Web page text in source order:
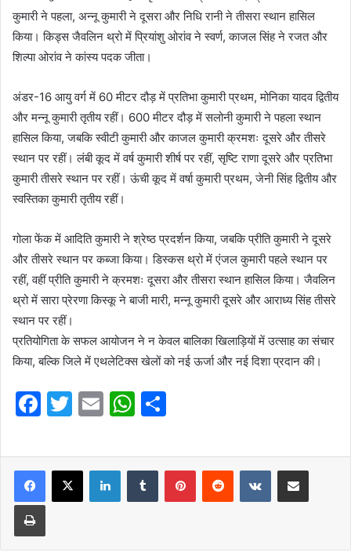
कुमारी ने पहला, अन्नू कुमारी ने दूसरा और निधि रानी ने तीसरा स्थान हासिल
किया। किड्स जैवलिन थ्रो में प्रियांशु ओरांव ने स्वर्ण, काजल सिंह ने रजत और
शिल्पा ओरांव ने कांस्य पदक जीता।
अंडर-16 आयु वर्ग में 60 मीटर दौड़ में प्रतिभा कुमारी प्रथम, मोनिका यादव द्वितीय
और मन्नू कुमारी तृतीय रहीं। 600 मीटर दौड़ में सलोनी कुमारी ने पहला स्थान
हासिल किया, जबकि स्वीटी कुमारी और काजल कुमारी क्रमशः दूसरे और तीसरे
स्थान पर रहीं। लंबी कूद में वर्ष कुमारी शीर्ष पर रहीं, सृष्टि राणा दूसरे और प्रतिभा
कुमारी तीसरे स्थान पर रहीं। ऊंची कूद में वर्षा कुमारी प्रथम, जेनी सिंह द्वितीय और
स्वस्तिका कुमारी तृतीय रहीं।
गोला फेंक में आदिति कुमारी ने श्रेष्ठ प्रदर्शन किया, जबकि प्रीति कुमारी ने दूसरे
और तीसरे स्थान पर कब्जा किया। डिस्कस थ्रो में एंजल कुमारी पहले स्थान पर
रहीं, वहीं प्रीति कुमारी ने क्रमशः दूसरा और तीसरा स्थान हासिल किया। जैवलिन
थ्रो में सारा प्रेरणा किस्कू ने बाजी मारी, मन्नू कुमारी दूसरे और आराध्य सिंह तीसरे
स्थान पर रहीं।
प्रतियोगिता के सफल आयोजन ने न केवल बालिका खिलाड़ियों में उत्साह का संचार
किया, बल्कि जिले में एथलेटिक्स खेलों को नई ऊर्जा और नई दिशा प्रदान की।
F
c
e
b
o
T
itt
er
E
ai
l
W
at
s
A
ar
e
LinkedInTumblr PinterestReddit VKontakteShare via Email
Print